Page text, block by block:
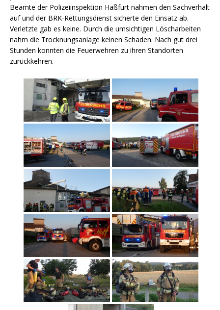
Beamte der Polizeiinspektion Haßfurt nahmen den Sachverhalt
auf und der BRK-Rettungsdienst sicherte den Einsatz ab.
Verletzte gab es keine. Durch die umsichtigen Löscharbeiten
nahm die Trocknungsanlage keinen Schaden. Nach gut drei
Stunden konnten die Feuerwehren zu ihren Standorten
zurückkehren.